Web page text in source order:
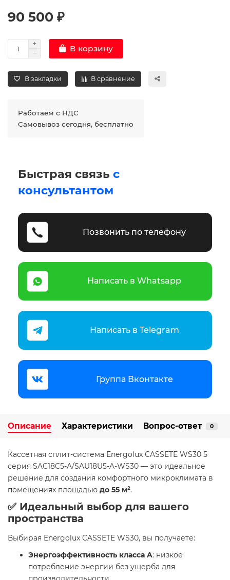
90 500 ₽
В корзину
В закладки В сравнение
Работаем с НДС
Самовывоз сегодня, бесплатно
Быстрая связь с
консультантом
Позвонить по телефону
Написать в Whatsapp
Написать в Telegram
Группа Вконтакте
Описание Характеристики Вопрос-ответ 0
Кассетная сплит-система Energolux CASSETE WS30 5
серия SAC18C5-A/SAU18U5-A-WS30 — это идеальное
решение для создания комфортного микроклимата в
помещениях площадью до 55 м².
✅ Идеальный выбор для вашего
пространства
Выбирая Energolux CASSETE WS30, вы получаете:
Энергоэффективность класса A: низкое
потребление энергии без ущерба для